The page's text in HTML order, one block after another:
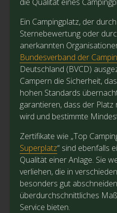
Ein Campingplatz, der
Sternebewertung oder
anerkannten
Bundesverband der
Deutschland (BVCD)
Campern die Sicherheit,
hohen Standards
garantieren, dass der
wird und bestimmte
Zertifikate wie „Top
Superplatz“ sind ebenfalls
Qualität einer Anlage. Sie
verliehen, die in
besonders gut
überdurchschnittliches
Service bieten.